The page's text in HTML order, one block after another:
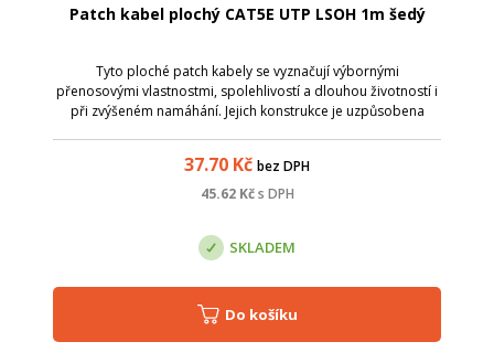
Patch kabel plochý CAT5E UTP LSOH 1m šedý
Tyto ploché patch kabely se vyznačují výbornými
přenosovými vlastnostmi, spolehlivostí a dlouhou životností i
při zvýšeném namáhání. Jejich konstrukce je uzpůsobena
37.70 Kč bez DPH
45.62Kč s DPH
SKLADEM
Do košíku